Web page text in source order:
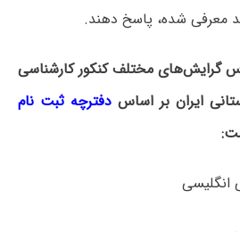
معرفی شده، پاسخ دهند.
مختلف کنکور کارشناسی
ایران بر اساسدفترچه ثبت نام